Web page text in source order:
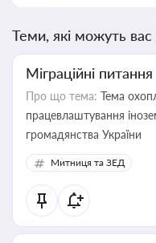
Теми, які можуть вас
Міграційні питання
Про що тема: Тема
працевлаштування
громадянства України
Митниця та ЗЕД